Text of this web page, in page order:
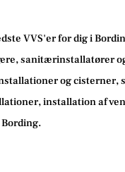
VVS'er for dig i
sanitærinstallatører
og
installation af
Bording.